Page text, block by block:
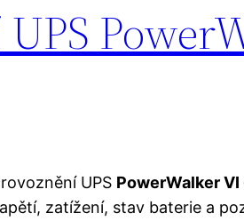
UPS PowerWalker VI
zatížení, stav baterie a